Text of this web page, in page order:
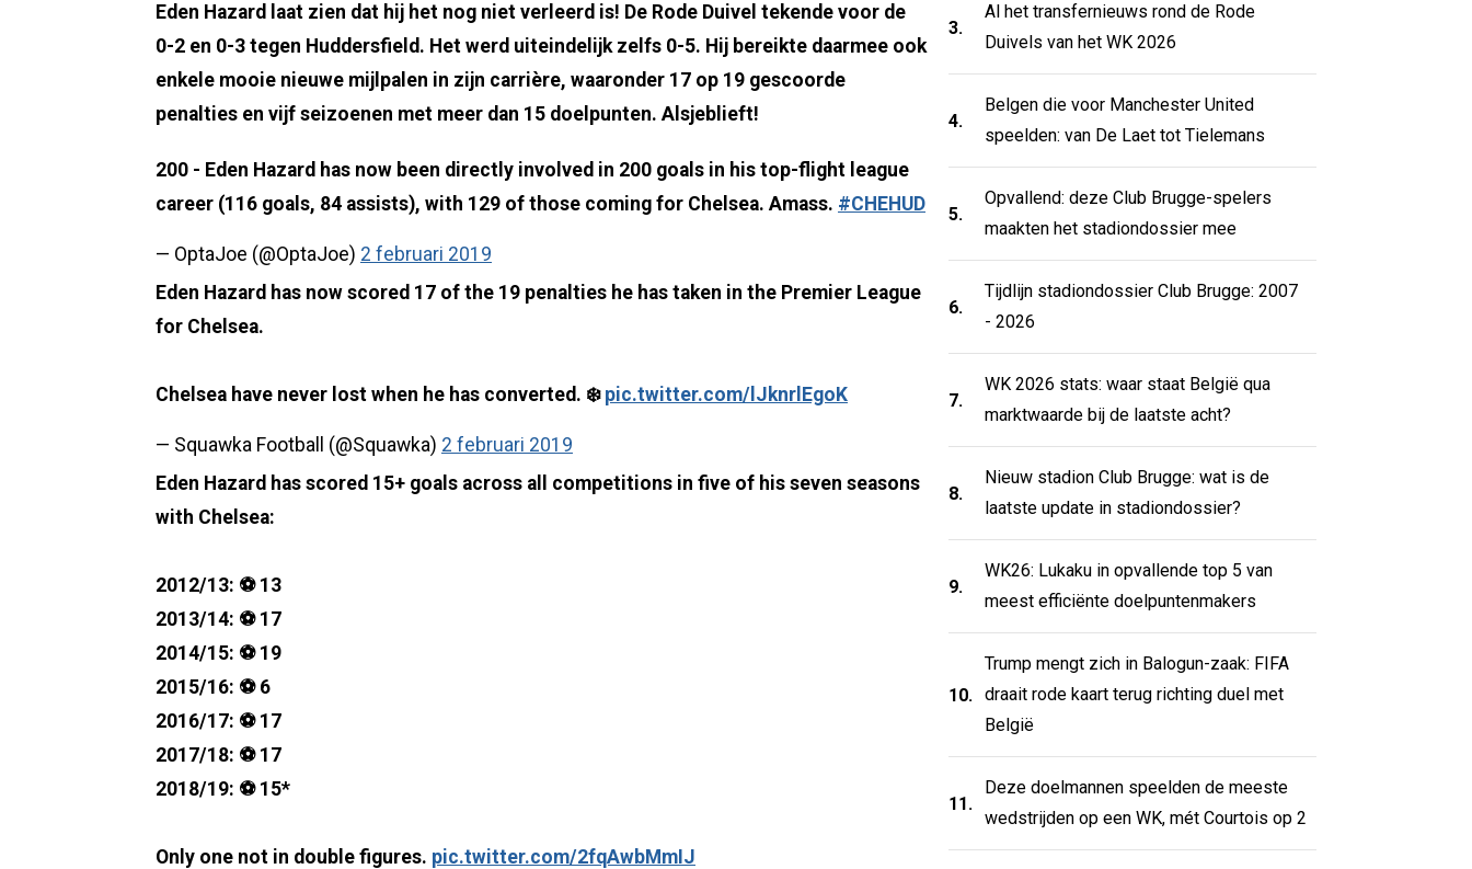
Eden Hazard laat zien dat hij het nog niet verleerd is! De Rode Duivel tekende voor de
0-2 en 0-3 tegen Huddersfield. Het werd uiteindelijk zelfs 0-5. Hij bereikte daarmee ook
enkele mooie nieuwe mijlpalen in zijn carrière, waaronder 17 op 19 gescoorde
penalties en vijf seizoenen met meer dan 15 doelpunten. Alsjeblieft!
200 - Eden Hazard has now been directly involved in 200 goals in his top-flight league
career (116 goals, 84 assists), with 129 of those coming for Chelsea. Amass. #CHEHUD
— OptaJoe (@OptaJoe) 2 februari 2019
Eden Hazard has now scored 17 of the 19 penalties he has taken in the Premier League
for Chelsea.
Chelsea have never lost when he has converted. ❄️ pic.twitter.com/lJknrlEgoK
— Squawka Football (@Squawka) 2 februari 2019
Eden Hazard has scored 15+ goals across all competitions in five of his seven seasons
with Chelsea:
2012/13: ⚽️ 13
2013/14: ⚽️ 17
2014/15: ⚽️ 19
2015/16: ⚽️ 6
2016/17: ⚽️ 17
2017/18: ⚽️ 17
2018/19: ⚽️ 15*
Only one not in double figures. pic.twitter.com/2fqAwbMmIJ
3.
Al het transfernieuws rond de Rode
Duivels van het WK 2026
4.
Belgen die voor Manchester United
speelden: van De Laet tot Tielemans
5.
Opvallend: deze Club Brugge-spelers
maakten het stadiondossier mee
6.
Tijdlijn stadiondossier Club Brugge: 2007
- 2026
7.
WK 2026 stats: waar staat België qua
marktwaarde bij de laatste acht?
8.
Nieuw stadion Club Brugge: wat is de
laatste update in stadiondossier?
9.
WK26: Lukaku in opvallende top 5 van
meest efficiënte doelpuntenmakers
10.
Trump mengt zich in Balogun-zaak: FIFA
draait rode kaart terug richting duel met
België
11.
Deze doelmannen speelden de meeste
wedstrijden op een WK, mét Courtois op 2